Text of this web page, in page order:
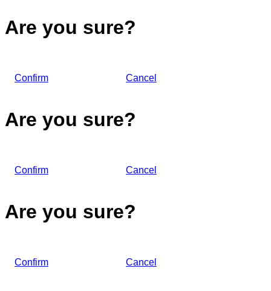
Are you sure?
Confirm Cancel
Are you sure?
Confirm Cancel
Are you sure?
Confirm Cancel